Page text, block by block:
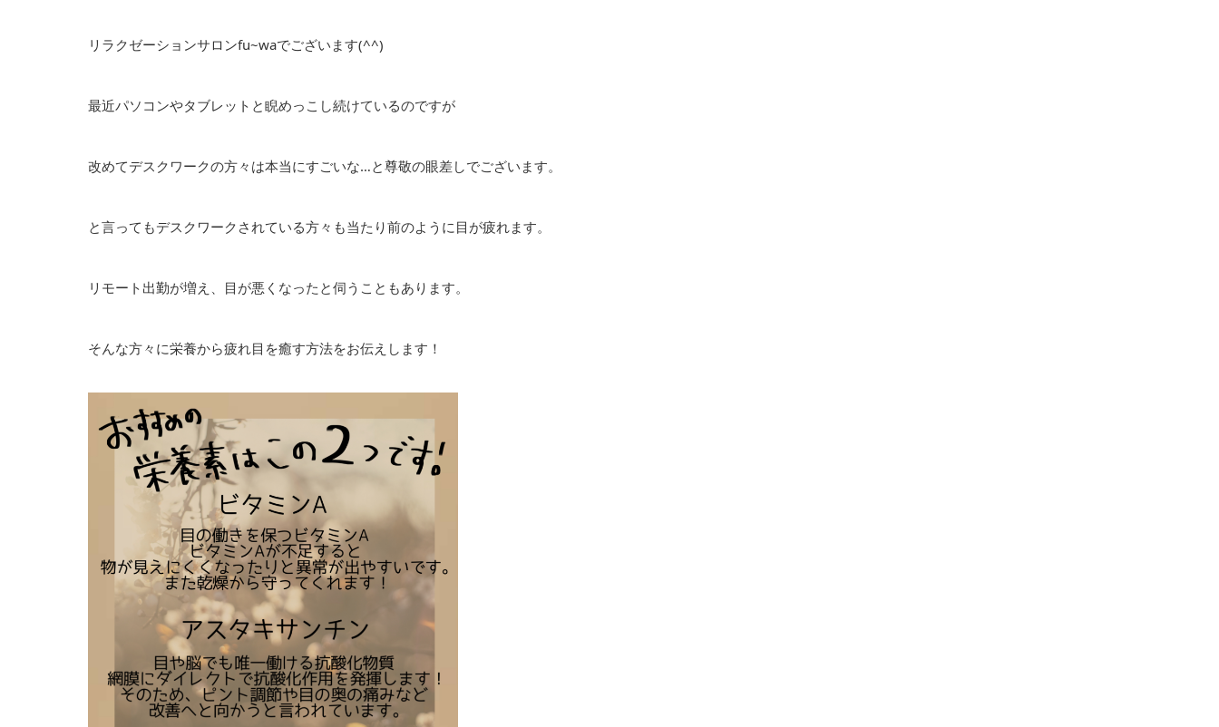
リラクゼーションサロンfu~waでございます(^^)
最近パソコンやタブレットと睨めっこし続けているのですが
改めてデスクワークの方々は本当にすごいな…と尊敬の眼差しでございます。
と言ってもデスクワークされている方々も当たり前のように目が疲れます。
リモート出勤が増え、目が悪くなったと伺うこともあります。
そんな方々に栄養から疲れ目を癒す方法をお伝えします！